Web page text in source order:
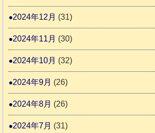
2024年12月 (31)
2024年11月 (30)
2024年10月 (32)
2024年9月 (26)
2024年8月 (26)
2024年7月 (31)